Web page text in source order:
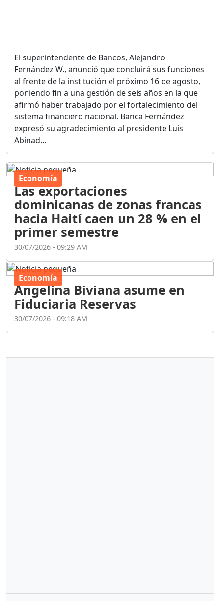
El superintendente de Bancos, Alejandro
Fernández W., anunció que concluirá sus funciones
al frente de la institución el próximo 16 de agosto,
poniendo fin a una gestión de seis años en la que
afirmó haber trabajado por el fortalecimiento del
sistema financiero nacional. Banca Fernández
expresó su agradecimiento al presidente Luis
Abinad...
Economía
Las exportaciones
dominicanas de zonas francas
hacia Haití caen un 28 % en el
primer semestre
30/07/2026 - 09:29 AM
Economía
Angelina Biviana asume en
Fiduciaria Reservas
30/07/2026 - 09:18 AM